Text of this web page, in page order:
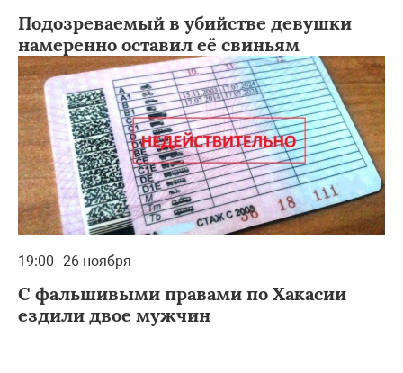
Подозреваемый в убийстве девушки
намеренно оставил её свиньям
19:00 26 ноября
С фальшивыми правами по Хакасии
ездили двое мужчин